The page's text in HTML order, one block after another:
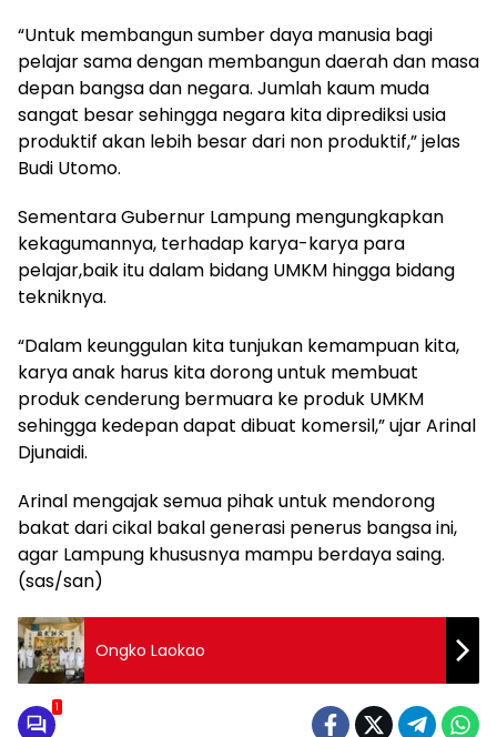
“Untuk membangun sumber daya manusia bagi
pelajar sama dengan membangun daerah dan masa
depan bangsa dan negara. Jumlah kaum muda
sangat besar sehingga negara kita diprediksi usia
produktif akan lebih besar dari non produktif,” jelas
Budi Utomo.
Sementara Gubernur Lampung mengungkapkan
kekagumannya, terhadap karya-karya para
pelajar,baik itu dalam bidang UMKM hingga bidang
tekniknya.
“Dalam keunggulan kita tunjukan kemampuan kita,
karya anak harus kita dorong untuk membuat
produk cenderung bermuara ke produk UMKM
sehingga kedepan dapat dibuat komersil,” ujar Arinal
Djunaidi.
Arinal mengajak semua pihak untuk mendorong
bakat dari cikal bakal generasi penerus bangsa ini,
agar Lampung khususnya mampu berdaya saing.
(sas/san)
Ongko Laokao
1